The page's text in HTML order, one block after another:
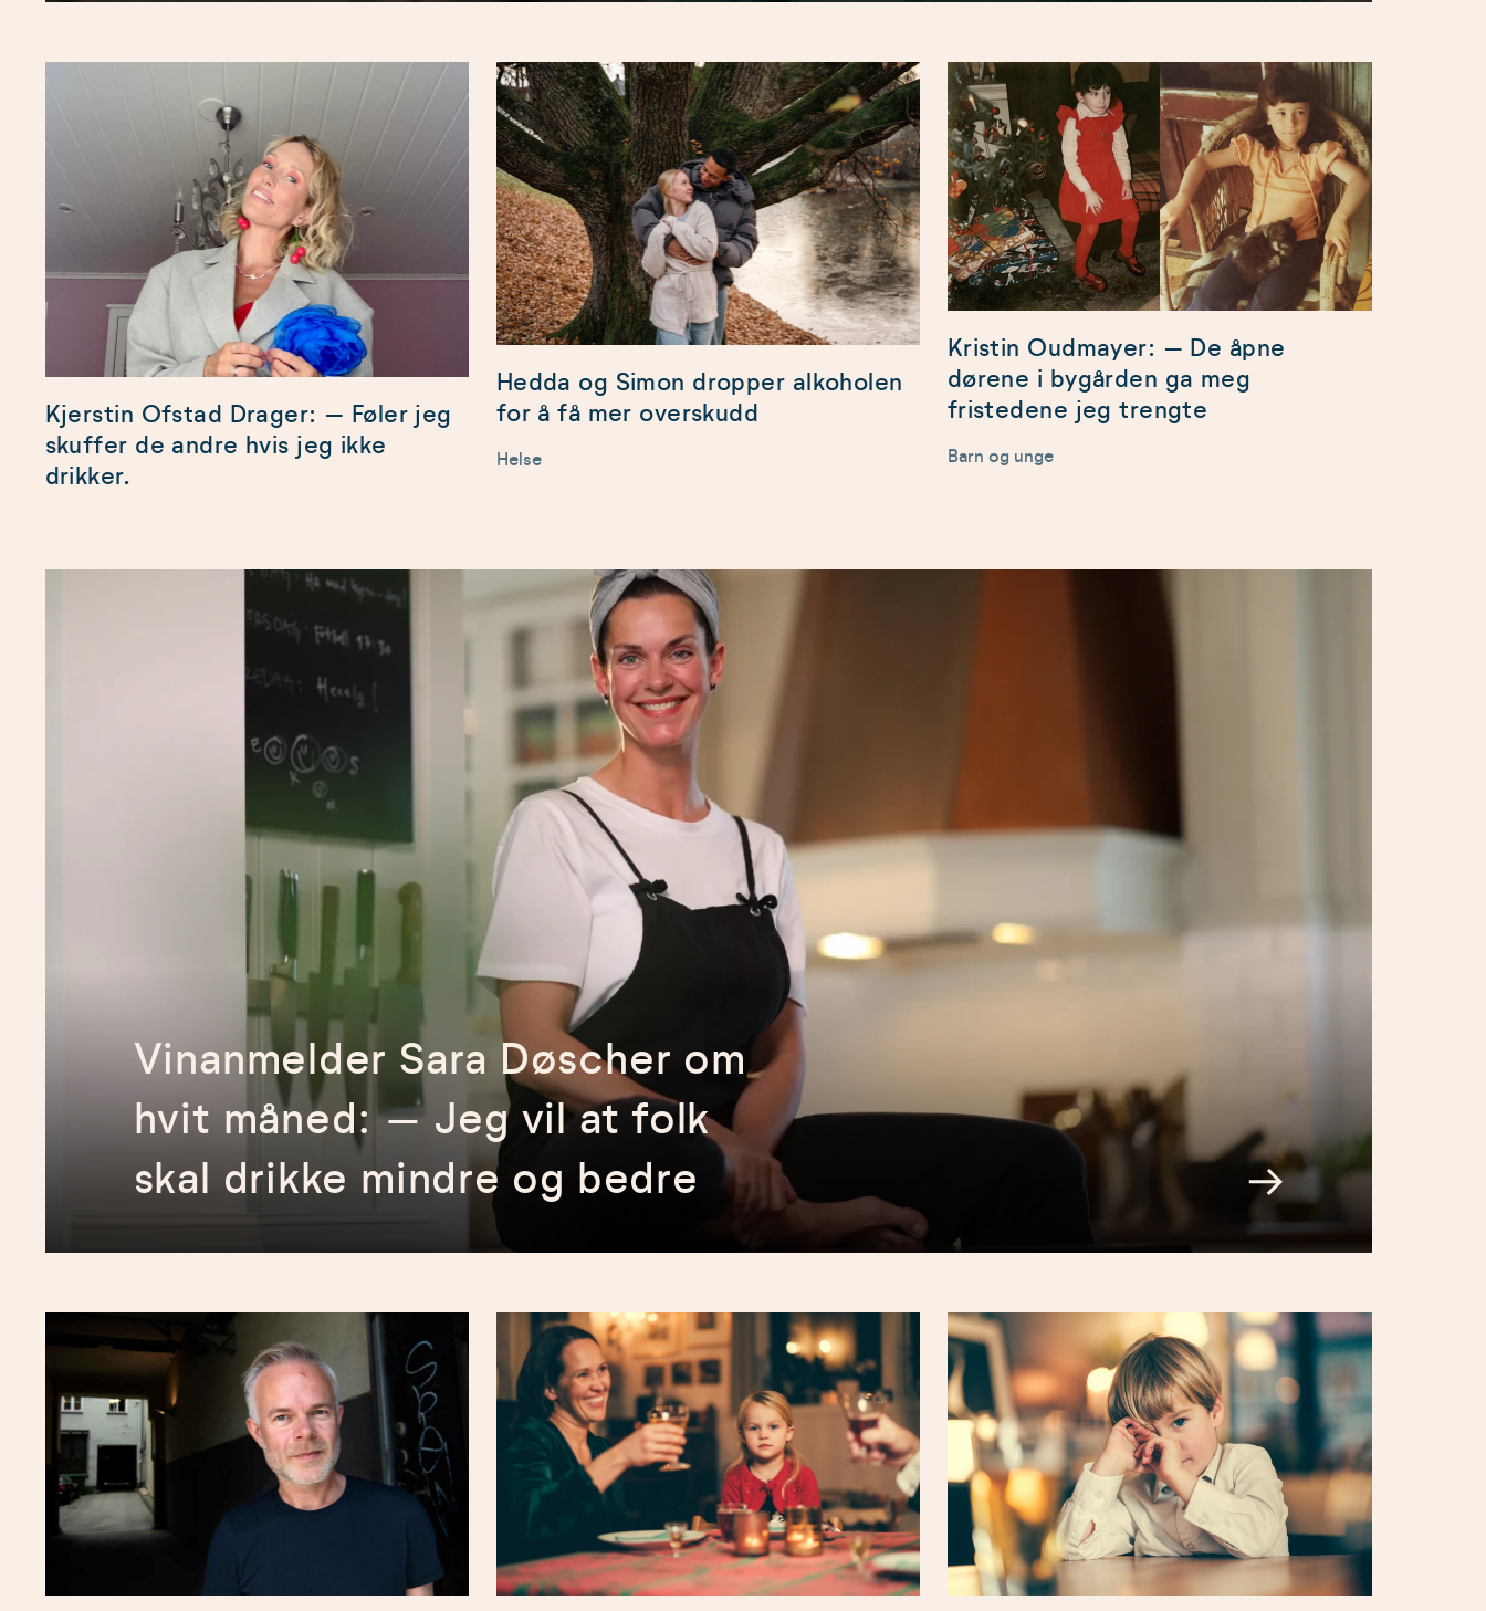
Kjerstin Ofstad Drager: – Føler jeg
skuffer de andre hvis jeg ikke
drikker.
Hedda og Simon dropper alkoholen
for å få mer overskudd
Helse
Kristin Oudmayer: – De åpne
dørene i bygården ga meg
fristedene jeg trengte
Barn og unge
Vinanmelder Sara Døscher om
hvit måned: – Jeg vil at folk
skal drikke mindre og bedre